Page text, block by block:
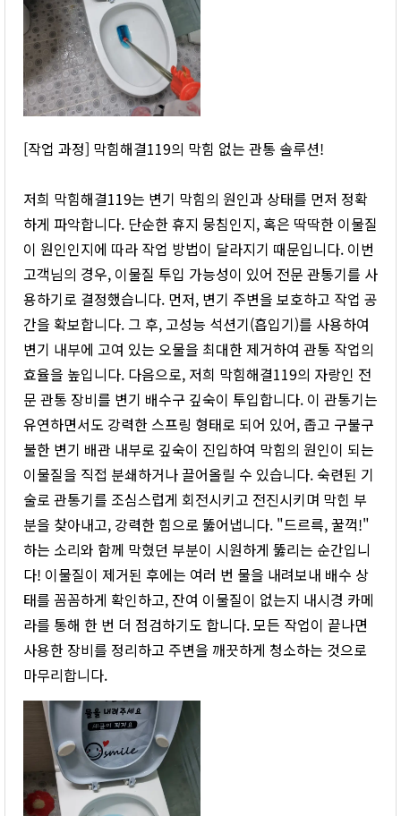
[작업 과정] 막힘해결119의 막힘 없는 관통 솔루션!
저희 막힘해결119는 변기 막힘의 원인과 상태를 먼저 정확
하게 파악합니다. 단순한 휴지 뭉침인지, 혹은 딱딱한 이물질
이 원인인지에 따라 작업 방법이 달라지기 때문입니다. 이번
고객님의 경우, 이물질 투입 가능성이 있어 전문 관통기를 사
용하기로 결정했습니다. 먼저, 변기 주변을 보호하고 작업 공
간을 확보합니다. 그 후, 고성능 석션기(흡입기)를 사용하여
변기 내부에 고여 있는 오물을 최대한 제거하여 관통 작업의
효율을 높입니다. 다음으로, 저희 막힘해결119의 자랑인 전
문 관통 장비를 변기 배수구 깊숙이 투입합니다. 이 관통기는
유연하면서도 강력한 스프링 형태로 되어 있어, 좁고 구불구
불한 변기 배관 내부로 깊숙이 진입하여 막힘의 원인이 되는
이물질을 직접 분쇄하거나 끌어올릴 수 있습니다. 숙련된 기
술로 관통기를 조심스럽게 회전시키고 전진시키며 막힌 부
분을 찾아내고, 강력한 힘으로 뚫어냅니다. "드르륵, 꿀꺽!"
하는 소리와 함께 막혔던 부분이 시원하게 뚫리는 순간입니
다! 이물질이 제거된 후에는 여러 번 물을 내려보내 배수 상
태를 꼼꼼하게 확인하고, 잔여 이물질이 없는지 내시경 카메
라를 통해 한 번 더 점검하기도 합니다. 모든 작업이 끝나면
사용한 장비를 정리하고 주변을 깨끗하게 청소하는 것으로
마무리합니다.